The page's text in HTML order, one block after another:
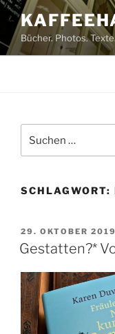
Zum
Inhalt
springenBücher. Photos.
nach:
SCHLAGWORT:
VERÖFFENTLICHT
AM
29. OKTOBER 2019
Gestatten?*